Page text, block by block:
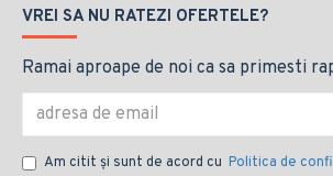
VREI SA NU RATEZI OFERTELE?
Ramai aproape de noi ca sa primesti
Am citit şi sunt de acord cu Politica de